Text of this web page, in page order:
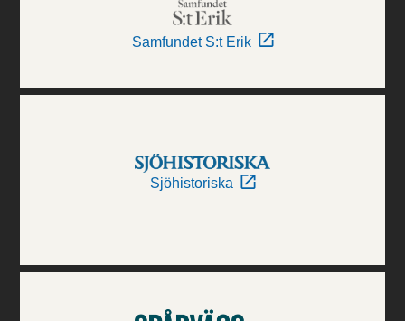
Samfundet S:t Erik
Sjöhistoriska